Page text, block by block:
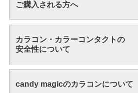
ご購入される方へ
カラコン・カラーコンタクトの
安全性について
candy magicのカラコンについて